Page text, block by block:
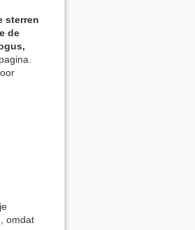
sterren
de
omdat